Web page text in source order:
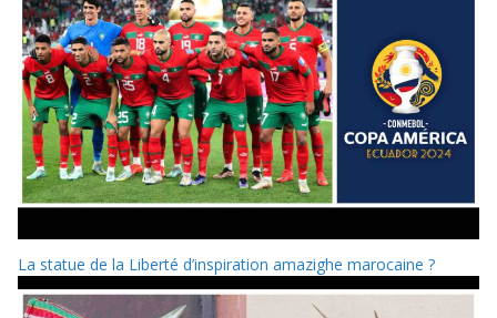
La statue de la Liberté d’inspiration amazighe marocaine ?